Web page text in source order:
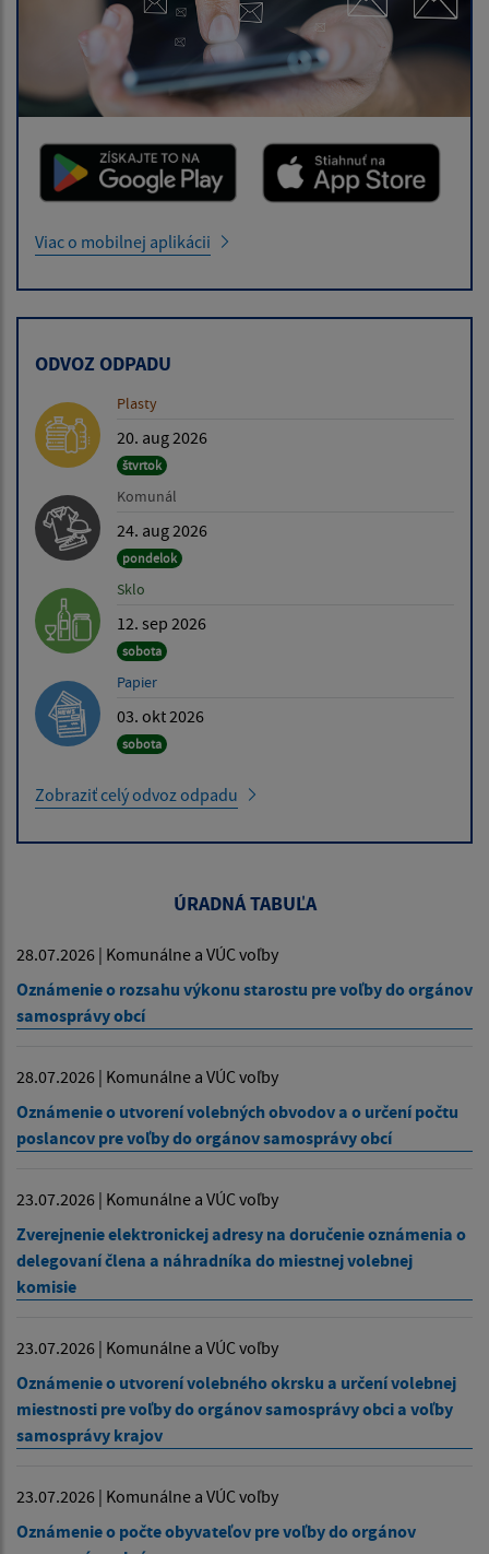
Viac o mobilnej aplikácii
ODVOZ ODPADU
Plasty
20. aug 2026
štvrtok
Komunál
24. aug 2026
pondelok
Sklo
12. sep 2026
sobota
Papier
03. okt 2026
sobota
Zobraziť celý odvoz odpadu
ÚRADNÁ TABUĽA
28.07.2026 | Komunálne a VÚC voľby
Oznámenie o rozsahu výkonu starostu pre voľby do orgánov
samosprávy obcí
28.07.2026 | Komunálne a VÚC voľby
Oznámenie o utvorení volebných obvodov a o určení počtu
poslancov pre voľby do orgánov samosprávy obcí
23.07.2026 | Komunálne a VÚC voľby
Zverejnenie elektronickej adresy na doručenie oznámenia o
delegovaní člena a náhradníka do miestnej volebnej
komisie
23.07.2026 | Komunálne a VÚC voľby
Oznámenie o utvorení volebného okrsku a určení volebnej
miestnosti pre voľby do orgánov samosprávy obci a voľby
samosprávy krajov
23.07.2026 | Komunálne a VÚC voľby
Oznámenie o počte obyvateľov pre voľby do orgánov